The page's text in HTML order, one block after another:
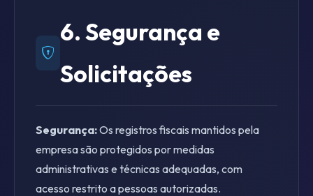
6. Segurança e
Solicitações
Segurança:Os registros fiscais mantidos pela
empresa são protegidos por medidas
administrativas e técnicas adequadas, com
acesso restrito a pessoas autorizadas.